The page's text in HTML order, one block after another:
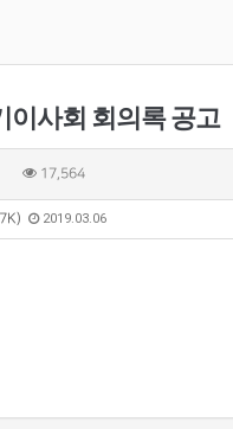
이사회 회의록 공고
17,564
2019.03.06